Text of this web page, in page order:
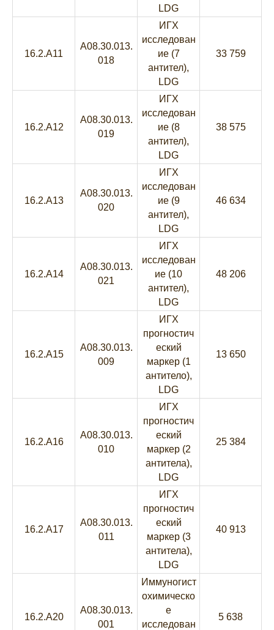
LDG
16.2.A11
A08.30.013.
018
ИГХ
исследован
ие (7
антител),
LDG
33 759
16.2.A12
A08.30.013.
019
ИГХ
исследован
ие (8
антител),
LDG
38 575
16.2.A13
A08.30.013.
020
ИГХ
исследован
ие (9
антител),
LDG
46 634
16.2.A14
A08.30.013.
021
ИГХ
исследован
ие (10
антител),
LDG
48 206
16.2.A15
A08.30.013.
009
ИГХ
прогностич
еский
маркер (1
антитело),
LDG
13 650
16.2.A16
A08.30.013.
010
ИГХ
прогностич
еский
маркер (2
антитела),
LDG
25 384
16.2.A17
A08.30.013.
011
ИГХ
прогностич
еский
маркер (3
антитела),
LDG
40 913
16.2.A20
A08.30.013.
001
Иммуногист
охимическо
е
исследован
5 638